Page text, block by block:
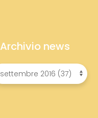
Archivio news